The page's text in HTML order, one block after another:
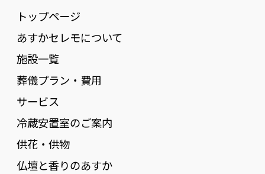
トップページ
あすかセレモについて
施設一覧
葬儀プラン・費用
サービス
冷蔵安置室のご案内
供花・供物
仏壇と香りのあすか